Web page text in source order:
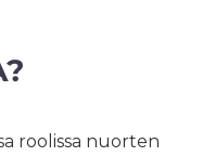
roolissa nuorten